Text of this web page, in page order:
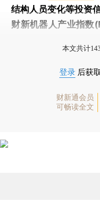
结构人员变化等投资信
财新机器人产业指数
本文共计
登录 后获
财新通会员
可畅读全文